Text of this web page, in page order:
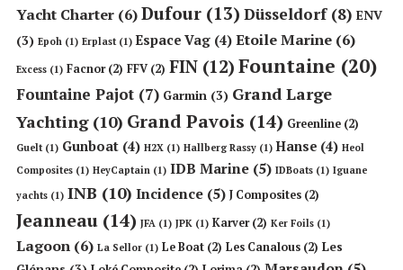
Yacht Charter (6)Dufour (13) Düsseldorf(8) ENV
(3) Epoh (1) Erplast (1) Espace Vag (4) Etoile Marine (6)
Excess (1) Facnor(2) FFV (2) FIN (12) Fountaine (20)
Fountaine Pajot (7) Garmin (3) Grand Large
Yachting(10) Grand Pavois (14) Greenline (2)
Guelt (1) Gunboat (4) H2X (1) Hallberg Rassy (1) Hanse (4) Heol
Composites (1) HeyCaptain (1) IDB Marine (5) IDBoats (1) Iguane
yachts (1) INB (10) Incidence (5) J Composites (2)
Jeanneau (14) JFA (1) JPK (1) Karver(2) Ker Foils (1)
Lagoon (6) La Sellor (1) Le Boat (2) Les Canalous (2) Les